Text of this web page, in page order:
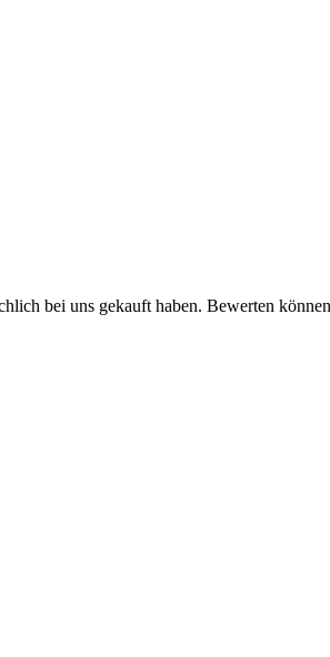
bei uns gekauft haben. Bewerten